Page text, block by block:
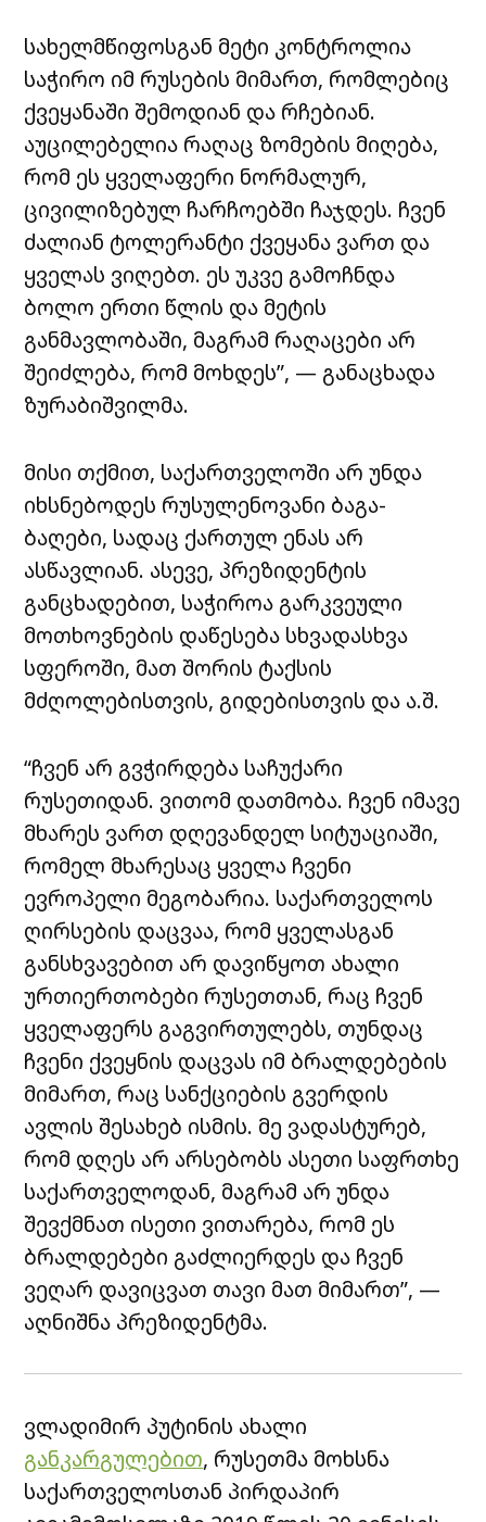
სახელმწიფოსგან მეტი კონტროლია
საჭირო იმ რუსების მიმართ, რომლებიც
ქვეყანაში შემოდიან და რჩებიან.
აუცილებელია რაღაც ზომების მიღება,
რომ ეს ყველაფერი ნორმალურ,
ცივილიზებულ ჩარჩოებში ჩაჯდეს. ჩვენ
ძალიან ტოლერანტი ქვეყანა ვართ და
ყველას ვიღებთ. ეს უკვე გამოჩნდა
ბოლო ერთი წლის და მეტის
განმავლობაში, მაგრამ რაღაცები არ
შეიძლება, რომ მოხდეს”, — განაცხადა
ზურაბიშვილმა.
მისი თქმით, საქართველოში არ უნდა
იხსნებოდეს რუსულენოვანი ბაგა-
ბაღები, სადაც ქართულ ენას არ
ასწავლიან. ასევე, პრეზიდენტის
განცხადებით, საჭიროა გარკვეული
მოთხოვნების დაწესება სხვადასხვა
სფეროში, მათ შორის ტაქსის
მძღოლებისთვის, გიდებისთვის და ა.შ.
“ჩვენ არ გვჭირდება საჩუქარი
რუსეთიდან. ვითომ დათმობა. ჩვენ იმავე
მხარეს ვართ დღევანდელ სიტუაციაში,
რომელ მხარესაც ყველა ჩვენი
ევროპელი მეგობარია. საქართველოს
ღირსების დაცვაა, რომ ყველასგან
განსხვავებით არ დავიწყოთ ახალი
ურთიერთობები რუსეთთან, რაც ჩვენ
ყველაფერს გაგვირთულებს, თუნდაც
ჩვენი ქვეყნის დაცვას იმ ბრალდებების
მიმართ, რაც სანქციების გვერდის
ავლის შესახებ ისმის. მე ვადასტურებ,
რომ დღეს არ არსებობს ასეთი საფრთხე
საქართველოდან, მაგრამ არ უნდა
შევქმნათ ისეთი ვითარება, რომ ეს
ბრალდებები გაძლიერდეს და ჩვენ
ვეღარ დავიცვათ თავი მათ მიმართ”, —
აღნიშნა პრეზიდენტმა.
ვლადიმირ პუტინის ახალი
განკარგულებით, რუსეთმა მოხსნა
საქართველოსთან პირდაპირ